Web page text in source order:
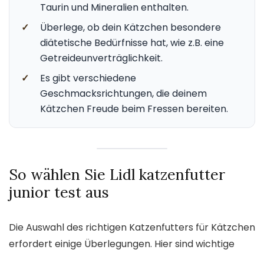
Taurin und Mineralien enthalten.
✓
Überlege, ob dein Kätzchen besondere
diätetische Bedürfnisse hat, wie z.B. eine
Getreideunverträglichkeit.
✓
Es gibt verschiedene
Geschmacksrichtungen, die deinem
Kätzchen Freude beim Fressen bereiten.
So wählen Sie Lidl katzenfutter
junior test aus
Die Auswahl des richtigen Katzenfutters für Kätzchen
erfordert einige Überlegungen. Hier sind wichtige